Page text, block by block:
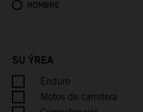
Bouvet Island
Brazil
HOMBRE
SU ÝREA
Enduro
Motos de carretera